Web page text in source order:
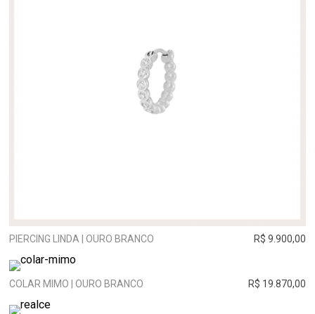
PIERCING LINDA | OURO BRANCO R$ 9.900,00
COLAR MIMO | OURO BRANCO R$ 19.870,00